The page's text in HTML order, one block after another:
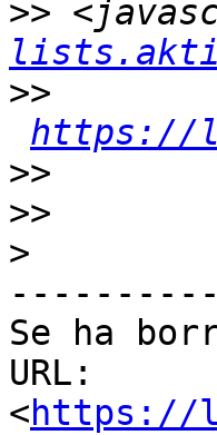
>>
>>
https://
>>
>>
>
Se ha
URL:
<https://